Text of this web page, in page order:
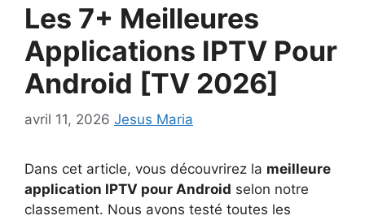
Les 7+ Meilleures
Applications IPTV Pour
Android [TV 2026]
avril 11, 2026 Jesus Maria
Dans cet article, vous découvrirez la meilleure
application IPTV pour Android selon notre
classement. Nous avons testé toutes les